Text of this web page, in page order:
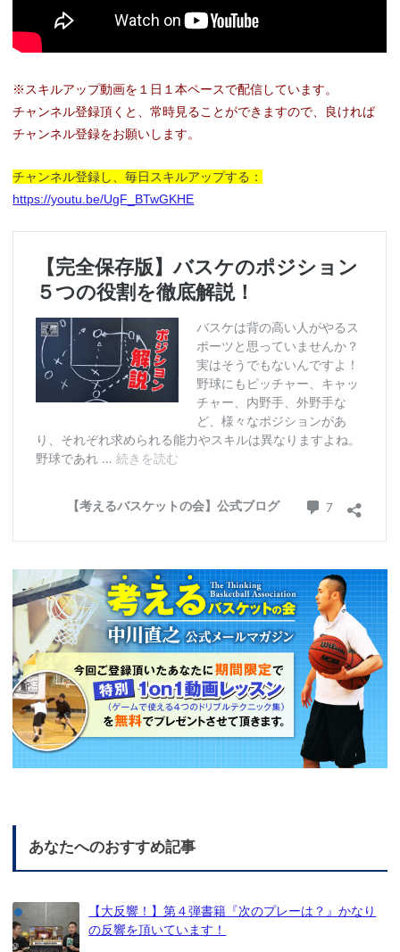
※スキルアップ動画を１日１本ペースで配信しています。
チャンネル登録頂くと、常時見ることができますので、
良ければ
チャンネル登録をお願いします。
チャンネル登録し、毎日スキルアップする：
https://youtu.be/UgF_BTwGKHE
あなたへのおすすめ記事
【大反響！】第４弾書籍『次のプレーは？』かなり
の反響を頂いています！